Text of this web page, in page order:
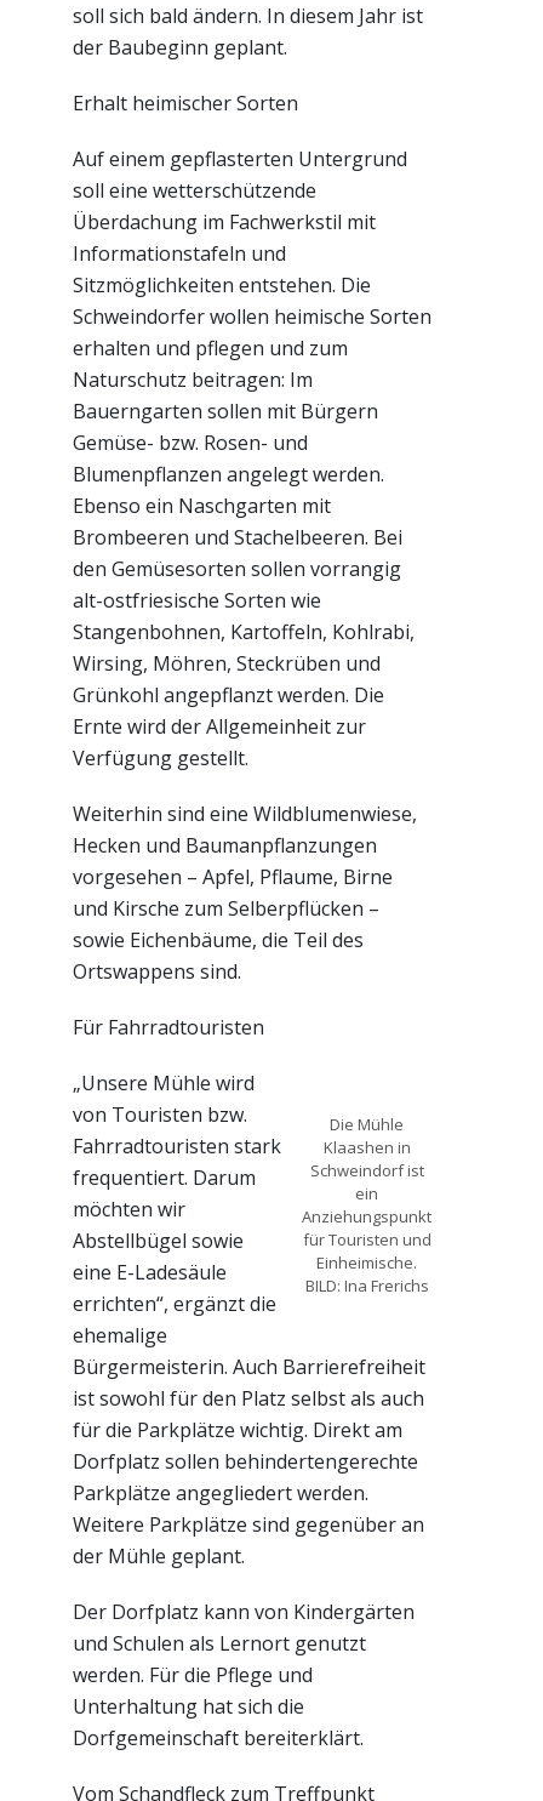
soll sich bald ändern. In diesem Jahr ist
der Baubeginn geplant.
Erhalt heimischer Sorten
Auf einem gepflasterten Untergrund
soll eine wetterschützende
Überdachung im Fachwerkstil mit
Informationstafeln und
Sitzmöglichkeiten entstehen. Die
Schweindorfer wollen heimische Sorten
erhalten und pflegen und zum
Naturschutz beitragen: Im
Bauerngarten sollen mit Bürgern
Gemüse- bzw. Rosen- und
Blumenpflanzen angelegt werden.
Ebenso ein Naschgarten mit
Brombeeren und Stachelbeeren. Bei
den Gemüsesorten sollen vorrangig
alt-ostfriesische Sorten wie
Stangenbohnen, Kartoffeln, Kohlrabi,
Wirsing, Möhren, Steckrüben und
Grünkohl angepflanzt werden. Die
Ernte wird der Allgemeinheit zur
Verfügung gestellt.
Weiterhin sind eine Wildblumenwiese,
Hecken und Baumanpflanzungen
vorgesehen – Apfel, Pflaume, Birne
und Kirsche zum Selberpflücken –
sowie Eichenbäume, die Teil des
Ortswappens sind.
Für Fahrradtouristen
Die Mühle
Klaashen in
Schweindorf ist
ein
Anziehungspunkt
für Touristen und
Einheimische.
BILD: Ina Frerichs
„Unsere Mühle wird
von Touristen bzw.
Fahrradtouristen stark
frequentiert. Darum
möchten wir
Abstellbügel sowie
eine E-Ladesäule
errichten“, ergänzt die
ehemalige
Bürgermeisterin. Auch Barrierefreiheit
ist sowohl für den Platz selbst als auch
für die Parkplätze wichtig. Direkt am
Dorfplatz sollen behindertengerechte
Parkplätze angegliedert werden.
Weitere Parkplätze sind gegenüber an
der Mühle geplant.
Der Dorfplatz kann von Kindergärten
und Schulen als Lernort genutzt
werden. Für die Pflege und
Unterhaltung hat sich die
Dorfgemeinschaft bereiterklärt.
Vom Schandfleck zum Treffpunkt